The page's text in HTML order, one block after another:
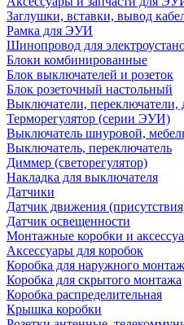
Заглушки, вставки, вывод
Рамка для ЭУИ
Шинопровод для
Блоки комбинированные
Блок выключателей и розеток
Блок розеточный настольный
Выключатели, переключатели,
Терморегулятор (серии ЭУИ)
Выключатель шнуровой,
Выключатель, переключатель
Диммер (светорегулятор)
Накладка для выключателя
Датчики
Датчик движения
Датчик освещенности
Монтажные коробки и
Аксессуары для коробок
Коробка для наружного
Коробка для скрытого монтажа
Коробка распределительная
Крышка коробки